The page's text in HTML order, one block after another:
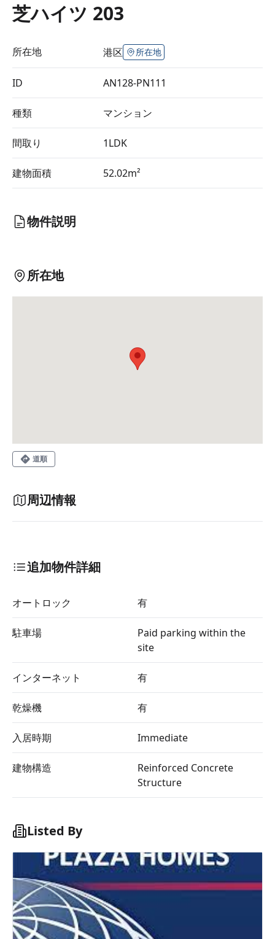
芝ハイツ 203
所在地 港区 所在地
ID AN128-PN111
種類 マンション
間取り 1LDK
建物面積 52.02m²
物件説明
所在地
道順
周辺情報
追加物件詳細
オートロック 有
駐車場
Paid parking within the
site
インターネット 有
乾燥機 有
入居時期 Immediate
建物構造
Reinforced Concrete
Structure
Listed By